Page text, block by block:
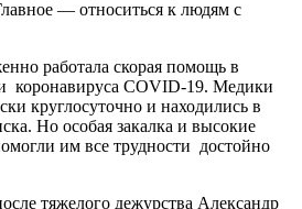
— относиться к людям с
работала скорая помощь в
коронавируса СOVID-19. Медики
круглосуточно и находились в
Но особая закалка и высокие
им все трудности достойно
тяжелого дежурства Александр